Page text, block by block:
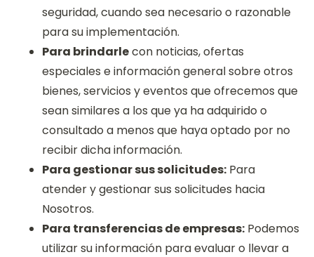
seguridad, cuando sea necesario o razonable
para su implementación.
Para brindarlecon noticias, ofertas
especiales e información general sobre otros
bienes, servicios y eventos que ofrecemos que
sean similares a los que ya ha adquirido o
consultado a menos que haya optado por no
recibir dicha información.
Para gestionar sus solicitudes: Para
atender y gestionar sus solicitudes hacia
Nosotros.
Para transferencias de empresas: Podemos
utilizar su información para evaluar o llevar a